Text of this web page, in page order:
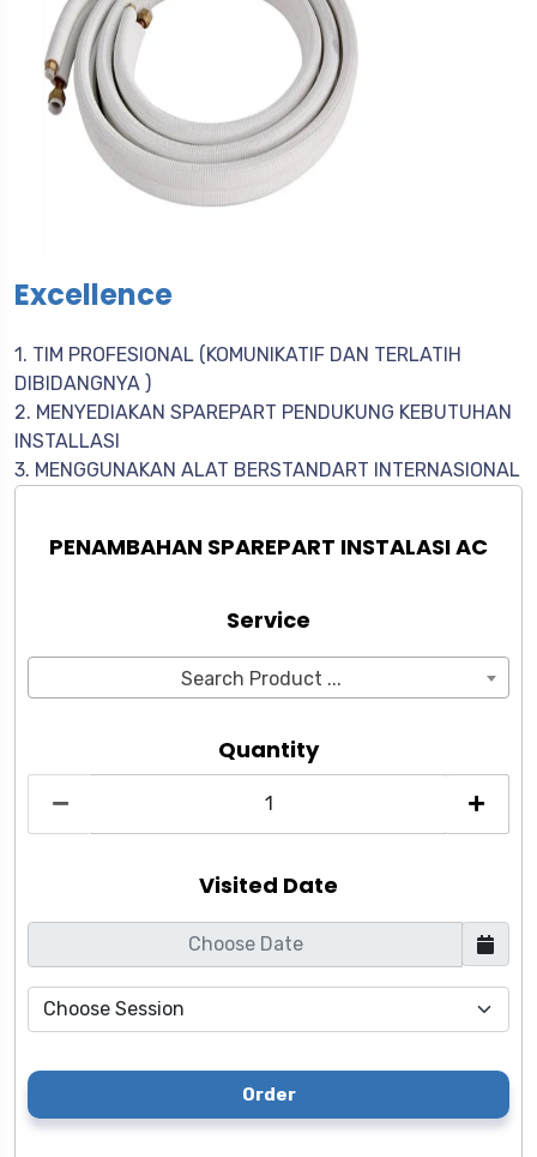
Excellence
1. TIM PROFESIONAL (KOMUNIKATIF DAN TERLATIH
DIBIDANGNYA )
2. MENYEDIAKAN SPAREPART PENDUKUNG KEBUTUHAN
INSTALLASI
3. MENGGUNAKAN ALAT BERSTANDART INTERNASIONAL
PENAMBAHAN SPAREPART INSTALASI AC
Service
Search Product ...
Quantity
Visited Date
Order